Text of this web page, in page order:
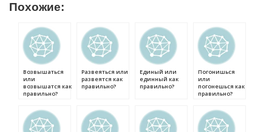
Похожие:
Возвышаться
или
возвышатся как
правильно?
Развеяться или
развеятся как
правильно?
Единый или
единный как
правильно?
Погонишься
или
погонешься как
правильно?